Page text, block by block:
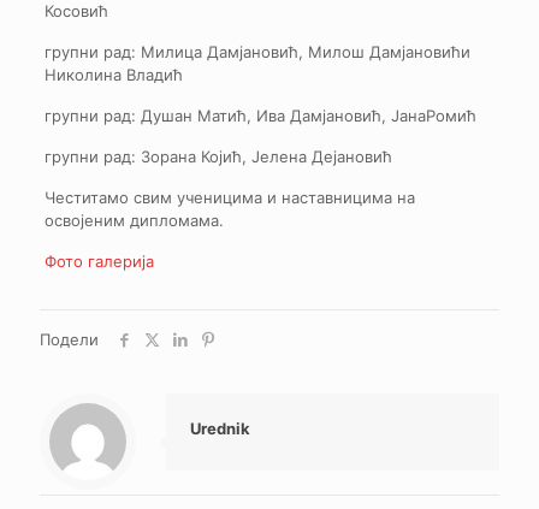
Косовић
групни рад: Милица Дамјановић, Милош Дамјановићи
Николина Владић
групни рад: Душан Матић, Ива Дамјановић, ЈанаРомић
групни рад: Зорана Којић, Јелена Дејановић
Честитамо свим ученицима и наставницима на
освојеним дипломама.
Фото галерија
Подели
Urednik